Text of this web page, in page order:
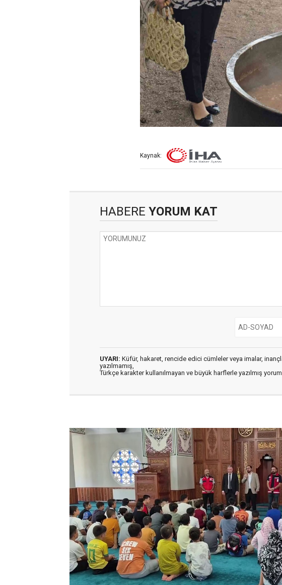
Kaynak:
HABERE YORUM KAT
UYARI: Küfür, hakaret, rencide edici cümleler veya imalar,
yazılmamış,
Türkçe karakter kullanılmayan ve büyük harflerle yazılmış